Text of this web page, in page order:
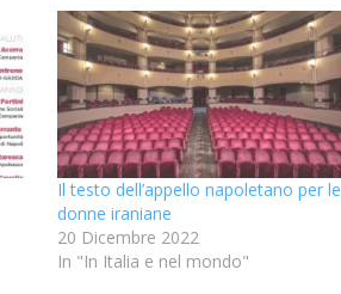
Il testo dell’appello napoletano per le
donne iraniane
20 Dicembre 2022
In "In Italia e nel mondo"